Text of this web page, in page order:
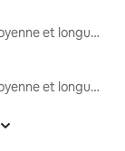
Locations moyenne et longue durée
Locations moyenne et longue durée